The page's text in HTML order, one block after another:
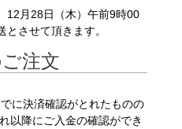
12月28日（木）午前9時00
させて頂きます。
注文
に決済確認がとれたものの
以降にご入金の確認ができ